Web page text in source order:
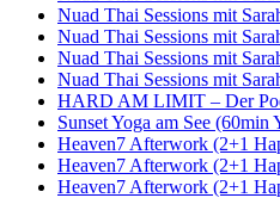
Nuad Thai Sessions mit
Nuad Thai Sessions mit
Nuad Thai Sessions mit
Nuad Thai Sessions mit
HARD AM LIMIT – Der
Sunset Yoga am See (60min
Heaven7 Afterwork (2+1
Heaven7 Afterwork (2+1
Heaven7 Afterwork (2+1